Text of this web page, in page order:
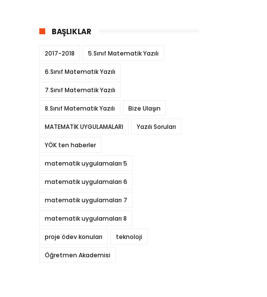
BAŞLIKLAR
2017-2018 5.Sınıf Matematik Yazılı
6.Sınıf Matematik Yazılı
7.Sınıf Matematik Yazılı
8.Sınıf Matematik Yazılı Bize Ulaşın
MATEMATİK UYGULAMALARI Yazılı Soruları
YÖK ten haberler
matematik uygulamaları 5
matematik uygulamaları 6
matematik uygulamaları 7
matematik uygulamaları 8
proje ödev konuları teknoloji
Öğretmen Akademisi